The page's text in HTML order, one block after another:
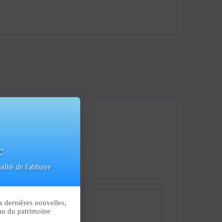
de l'abbaye
dernières nouvelles,
du patrimoine